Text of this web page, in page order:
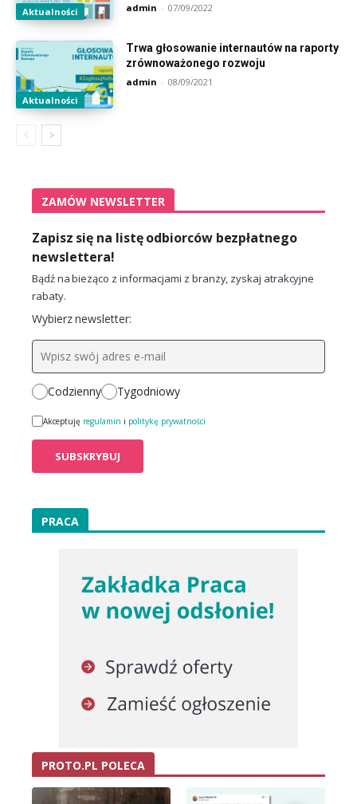
Aktualności admin - 07/09/2022
Aktualności
Trwa głosowanie internautów na raporty
zrównoważonego rozwoju
admin - 08/09/2021
ZAMÓW NEWSLETTER
Zapisz się na listę odbiorców bezpłatnego
newslettera!
Bądź na bieżąco z informacjami z branży, zyskaj atrakcyjne
rabaty.
Wybierz newsletter:
Codzienny Tygodniowy
Akceptuję regulamin i politykę prywatności
PRACA
PROTO.PL POLECA